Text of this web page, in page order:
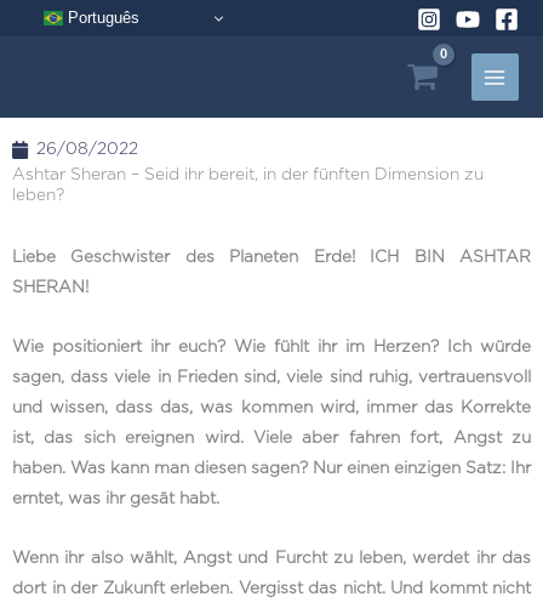
Português
26/08/2022
Ashtar Sheran – Seid ihr bereit, in der fünften Dimension zu
leben?
Liebe Geschwister des Planeten Erde! ICH BIN ASHTAR
SHERAN!
Wie positioniert ihr euch? Wie fühlt ihr im Herzen? Ich würde
sagen, dass viele in Frieden sind, viele sind ruhig, vertrauensvoll
und wissen, dass das, was kommen wird, immer das Korrekte
ist, das sich ereignen wird. Viele aber fahren fort, Angst zu
haben. Was kann man diesen sagen? Nur einen einzigen Satz: Ihr
erntet, was ihr gesät habt.
Wenn ihr also wählt, Angst und Furcht zu leben, werdet ihr das
dort in der Zukunft erleben. Vergisst das nicht. Und kommt nicht